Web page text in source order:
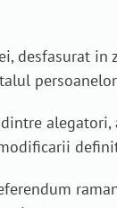
desfasurat